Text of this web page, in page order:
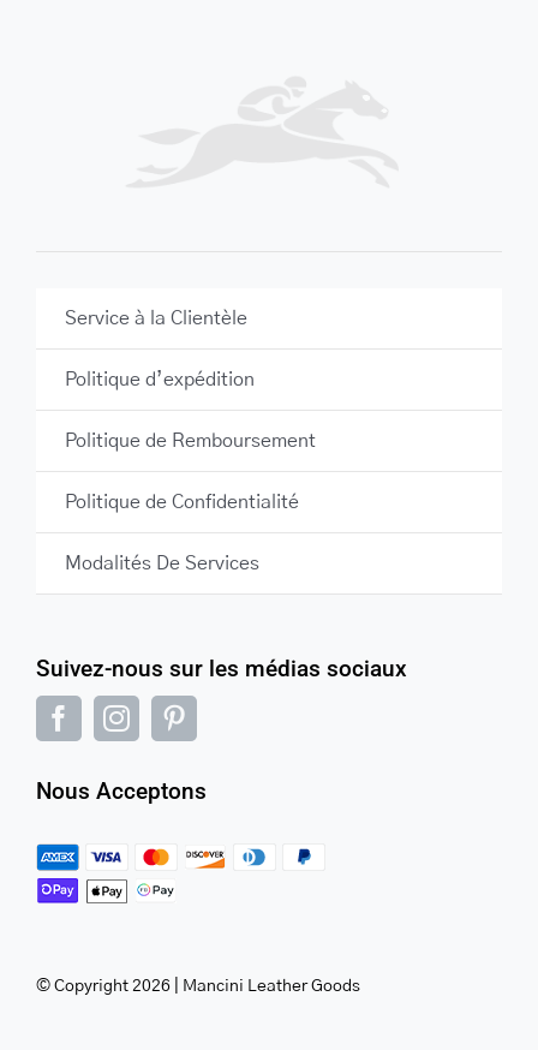
Suivez-nous sur les médias sociaux
Nous Acceptons
© Copyright 2026 | Mancini Leather Goods
Service à la Clientèle
Politique d’expédition
Politique de Remboursement
Politique de Confidentialité
Modalités De Services